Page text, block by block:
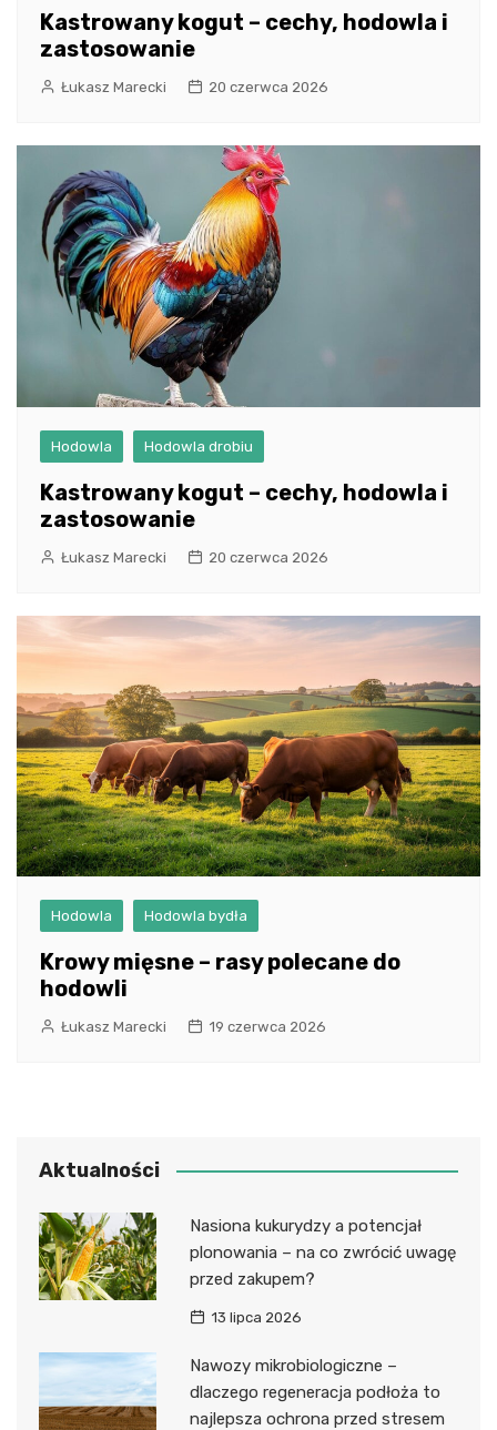
Kastrowany kogut – cechy, hodowla i
zastosowanie
Łukasz Marecki 20 czerwca 2026
Hodowla Hodowla drobiu
Kastrowany kogut – cechy, hodowla i
zastosowanie
Łukasz Marecki 20 czerwca 2026
Hodowla Hodowla bydła
Krowy mięsne – rasy polecane do
hodowli
Łukasz Marecki 19 czerwca 2026
Aktualności
Nasiona kukurydzy a potencjał
plonowania – na co zwrócić uwagę
przed zakupem?
13 lipca 2026
Nawozy mikrobiologiczne –
dlaczego regeneracja podłoża to
najlepsza ochrona przed stresem